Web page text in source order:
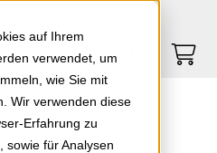
auf Ihrem
verwendet, um
wie Sie mit
Wir verwenden diese
Erfahrung zu
sowie für Analysen
Springe zum Footer
0